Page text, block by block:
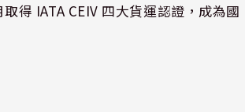
得 IATA CEIV 四大貨運認證，成為國